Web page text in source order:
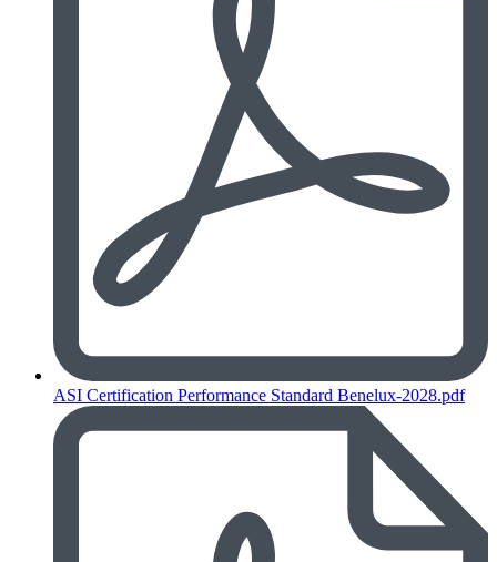
ASI Certification Performance Standard Benelux-2028.pdf